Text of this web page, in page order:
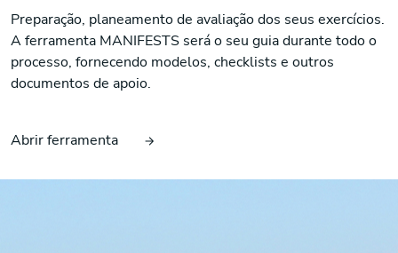
Preparação, planeamento de avaliação dos seus exercícios.
A ferramenta MANIFESTS será o seu guia durante todo o
processo, fornecendo modelos, checklists e outros
documentos de apoio.
Abrir ferramenta